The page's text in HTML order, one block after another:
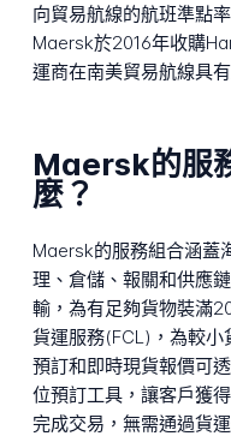
向貿易航線的航班準點
Maersk於2016年收購
運商在南美貿易航線具
Maersk的服
麼？
Maersk的服務組合涵蓋
理、倉儲、報關和供應
輸，為有足夠貨物裝滿
貨運服務(FCL)，為較
預訂和即時現貨報價可
位預訂工具，讓客戶獲
完成交易，無需通過貨運